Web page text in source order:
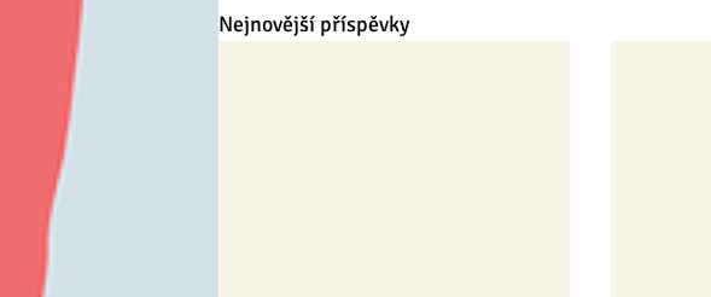
Nejnovější příspěvky